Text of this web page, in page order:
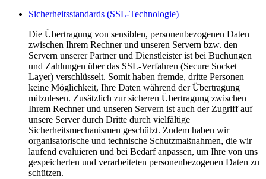
Sicherheitsstandards (SSL-Technologie)
Die Übertragung von sensiblen, personenbezogenen Daten
zwischen Ihrem Rechner und unseren Servern bzw. den
Servern unserer Partner und Dienstleister ist bei Buchungen
und Zahlungen über das SSL-Verfahren (Secure Socket
Layer) verschlüsselt. Somit haben fremde, dritte Personen
keine Möglichkeit, Ihre Daten während der Übertragung
mitzulesen. Zusätzlich zur sicheren Übertragung zwischen
Ihrem Rechner und unseren Servern ist auch der Zugriff auf
unsere Server durch Dritte durch vielfältige
Sicherheitsmechanismen geschützt. Zudem haben wir
organisatorische und technische Schutzmaßnahmen, die wir
laufend evaluieren und bei Bedarf anpassen, um Ihre von uns
gespeicherten und verarbeiteten personenbezogenen Daten zu
schützen.